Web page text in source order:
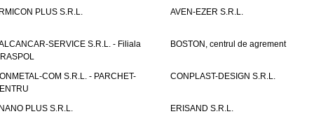
PLUS S.R.L. AVEN-EZER S.R.L.
SERVICE S.R.L. - Filiala
BOSTON, centrul de agrement
COM S.R.L. - PARCHET-
CONPLAST-DESIGN S.R.L.
PLUS S.R.L.
ERISAND S.R.L.